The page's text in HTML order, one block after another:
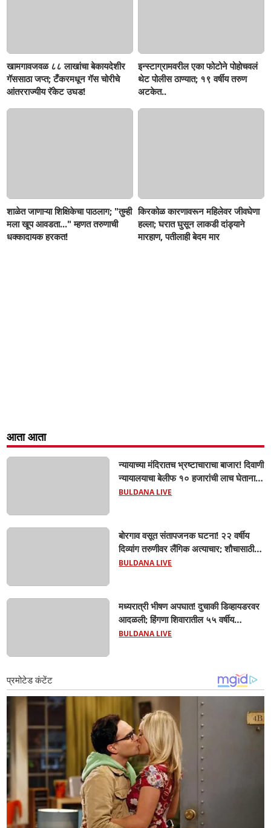
खामगावजवळ ८८ लाखांचा बेकायदेशीर
गॅससाठा जप्त; टँकरमधून गॅस चोरीचे
आंतरराज्यीय रॅकेट उघड!
इन्स्टाग्रामवरील एका फोटोने पोहोचवलं
थेट पोलीस ठाण्यात; १९ वर्षीय तरुण
अटकेत..
शाळेत जाणाऱ्या शिक्षिकेचा पाठलाग; "तुम्ही
मला खूप आवडता..." म्हणत तरुणाची
धक्कादायक हरकत!
किरकोळ कारणावरून महिलेवर जीवघेणा
हल्ला; घरात घुसून लाकडी दांड्याने
मारहाण, पतीलाही बेदम मार
आता आता
न्यायाच्या मंदिरातच भ्रष्टाचाराचा बाजार! दिवाणी
न्यायालयाचा बेलीफ १० हजारांची लाच घेताना
एसीबीच्या जाळ्यात; मेहकरात खळबळ!
BULDANA LIVE
बोरगाव वसूत संतापजनक घटना! २२ वर्षीय
दिव्यांग तरुणीवर लैंगिक अत्याचार; शौचासाठी
गेलेल्या तरुणीचा पाठलाग करून अत्याचाराचा
BULDANA LIVE
मध्यरात्री भीषण अपघात! दुचाकी डिव्हायडरवर
आदळली; हिंगणा शिवारातील ५५ वर्षीय
शेतकऱ्याचा जागीच मृत्यू! खांडवी–हिंगणा मार्गावर
BULDANA LIVE